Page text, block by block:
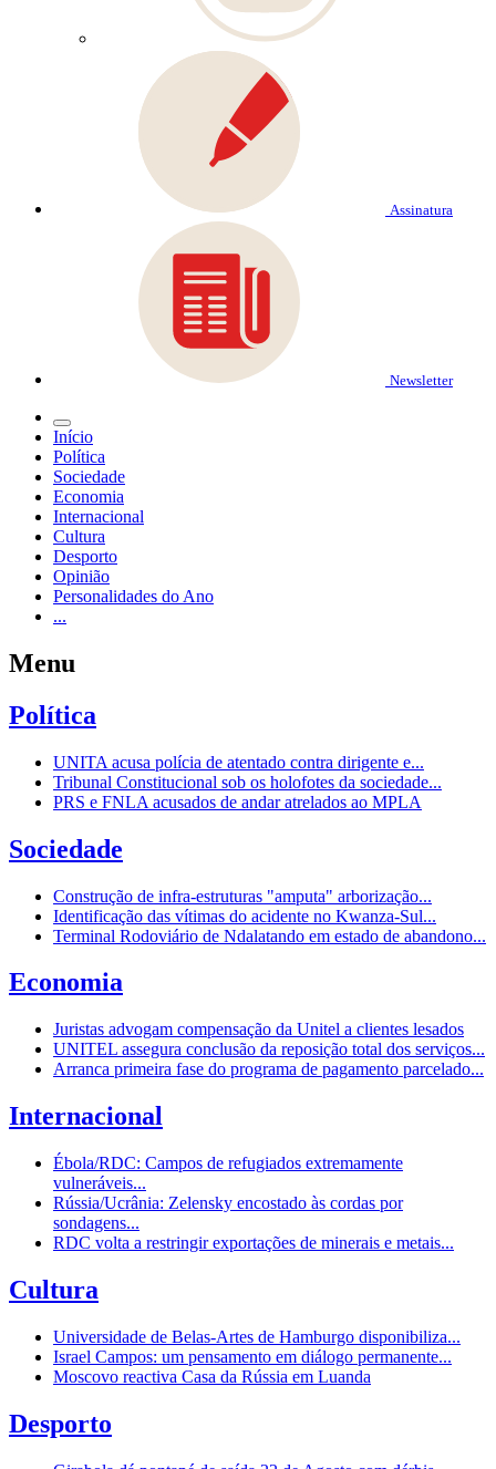
Assinatura
Newsletter
Início
Política
Sociedade
Economia
Internacional
Cultura
Desporto
Opinião
Personalidades do Ano
...
Menu
Política
UNITA acusa polícia de atentado contra dirigente e...
Tribunal Constitucional sob os holofotes da sociedade...
PRS e FNLA acusados de andar atrelados ao MPLA
Sociedade
Construção de infra-estruturas "amputa" arborização...
Identificação das vítimas do acidente no Kwanza-Sul...
Terminal Rodoviário de Ndalatando em estado de abandono...
Economia
Juristas advogam compensação da Unitel a clientes lesados
UNITEL assegura conclusão da reposição total dos serviços...
Arranca primeira fase do programa de pagamento parcelado...
Internacional
Ébola/RDC: Campos de refugiados extremamente
vulneráveis...
Rússia/Ucrânia: Zelensky encostado às cordas por
sondagens...
RDC volta a restringir exportações de minerais e metais...
Cultura
Universidade de Belas-Artes de Hamburgo disponibiliza...
Israel Campos: um pensamento em diálogo permanente...
Moscovo reactiva Casa da Rússia em Luanda
Desporto